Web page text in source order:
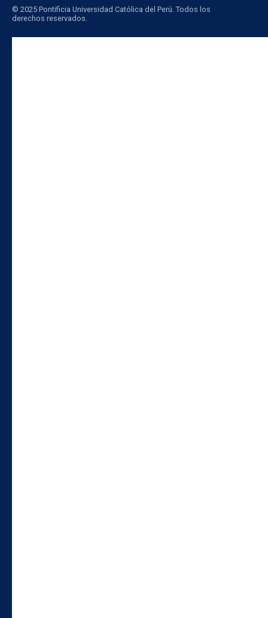
© 2025 Pontificia Universidad Católica del Perú. Todos los
derechos reservados.